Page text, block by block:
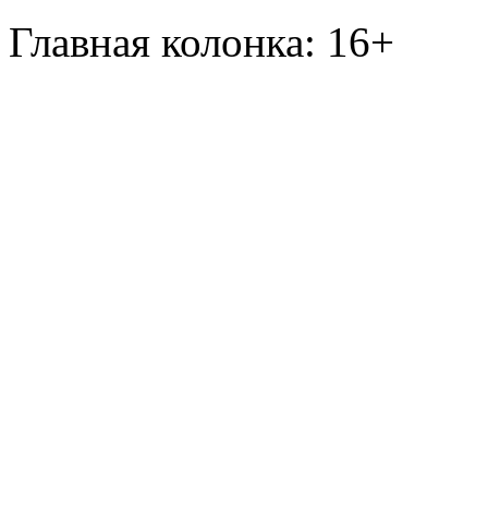
Главная колонка: 16+